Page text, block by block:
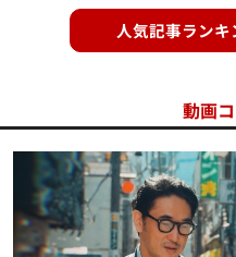
人気記事ラン
動画